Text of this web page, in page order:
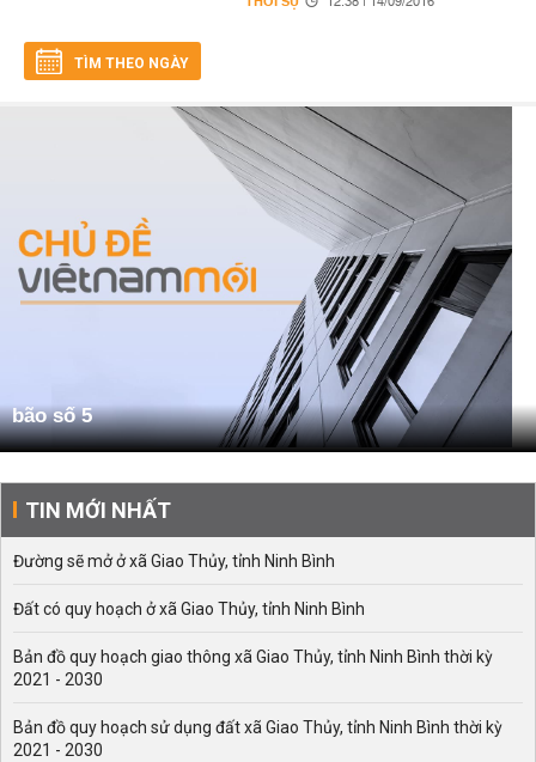
TÌM THEO NGÀY
bão số 5
TIN MỚI NHẤT
Đường sẽ mở ở xã Giao Thủy, tỉnh Ninh Bình
Đất có quy hoạch ở xã Giao Thủy, tỉnh Ninh Bình
Bản đồ quy hoạch giao thông xã Giao Thủy, tỉnh Ninh Bình thời kỳ
2021 - 2030
Bản đồ quy hoạch sử dụng đất xã Giao Thủy, tỉnh Ninh Bình thời kỳ
2021 - 2030